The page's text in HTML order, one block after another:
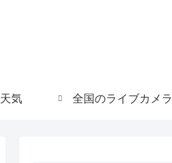
天気 全国のライブカメラ